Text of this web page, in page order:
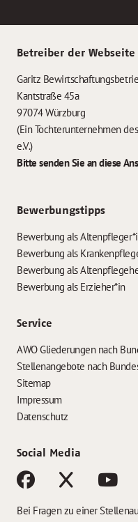
Betreiber der Webseite
Garitz
Kantstraße 45a
97074 Würzburg
(Ein Tochterunternehmen
e.V.)
Bitte senden Sie an diese
Bewerbungstipps
Bewerbung als
Bewerbung als
Bewerbung als
Bewerbung als Erzieher*in
Service
AWO Gliederungen nach
Stellenangebote nach
Sitemap
Impressum
Datenschutz
Social Media
Bei Fragen zu einer